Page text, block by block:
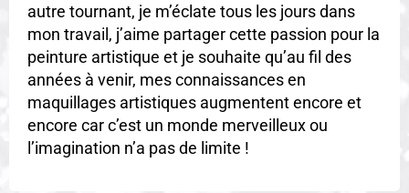
autre tournant, je m’éclate tous les jours dans
mon travail, j’aime partager cette passion pour la
peinture artistique et je souhaite qu’au fil des
années à venir, mes connaissances en
maquillages artistiques augmentent encore et
encore car c’est un monde merveilleux ou
l’imagination n’a pas de limite !